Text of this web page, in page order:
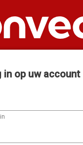
in op uw account